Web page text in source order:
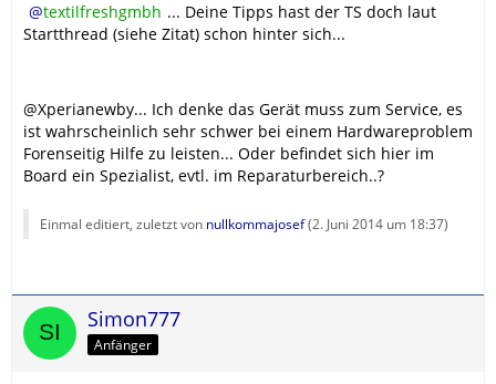
textilfreshgmbh ... Deine Tipps hast der TS doch laut
Startthread (siehe Zitat) schon hinter sich...
@Xperianewby... Ich denke das Gerät muss zum Service, es
ist wahrscheinlich sehr schwer bei einem Hardwareproblem
Forenseitig Hilfe zu leisten... Oder befindet sich hier im
Board ein Spezialist, evtl. im Reparaturbereich..?
Einmal editiert, zuletzt von nullkommajosef(2. Juni 2014 um 18:37)
Simon777
Anfänger